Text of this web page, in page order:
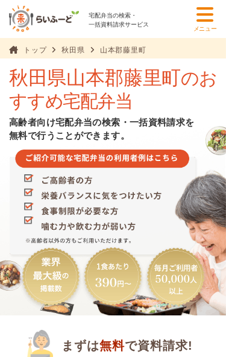
宅配弁当の検索・
一括資料請求サービス
メニュー
トップ 秋田県 山本郡藤里町
秋田県山本郡藤里町のお
すすめ宅配弁当
高齢者向け宅配弁当の検索・一括資料請求を
無料で行うことができます。
まずは無料で資料請求!